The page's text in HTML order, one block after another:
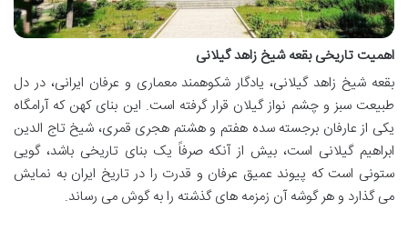
اهمیت تاریخی بقعه شیخ زاهد گیلانی
بقعه شیخ زاهد گیلانی، یادگار شکوهمند معماری و عرفان ایرانی، در دل
طبیعت سبز و چشم نواز گیلان قرار گرفته است. این بنای کهن که آرامگاه
یکی از عارفان برجسته سده هفتم و هشتم هجری قمری، شیخ تاج الدین
ابراهیم گیلانی است، بیش از آنکه صرفاً یک بنای تاریخی باشد، گویی
ستونی است که پیوند عمیق عرفان و قدرت را در تاریخ ایران به نمایش
می گذارد و هر گوشه آن زمزمه های گذشته را به گوش می رساند.